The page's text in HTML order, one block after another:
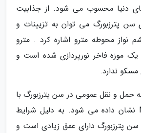
دنیا محسوب می شود. از جذابیت
سن پترزبورگ می توان به تزیینات و
نواز محوطه مترو اشاره کرد . مترو
یک موزه فاخر نورپردازی شده است و
ندارد.
حمل و نقل عمومی در سن پترزبورگ با
علامت اختصاری M نشان داده می شود. به دلیل شرایط
پترزبورگ دارای عمق زیادی است و